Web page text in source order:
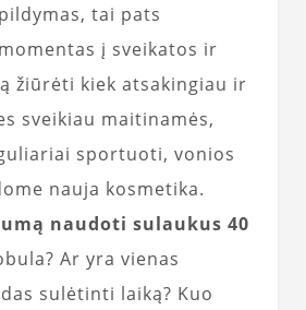
tai pats
į sveikatos ir
žiūrėti kiek atsakingiau ir
sveikiau maitinamės,
sportuoti, vonios
nauja kosmetika.
naudoti sulaukus 40
Ar yra vienas
sulėtinti laiką? Kuo